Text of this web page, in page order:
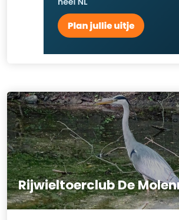
Rijwieltoerclub De